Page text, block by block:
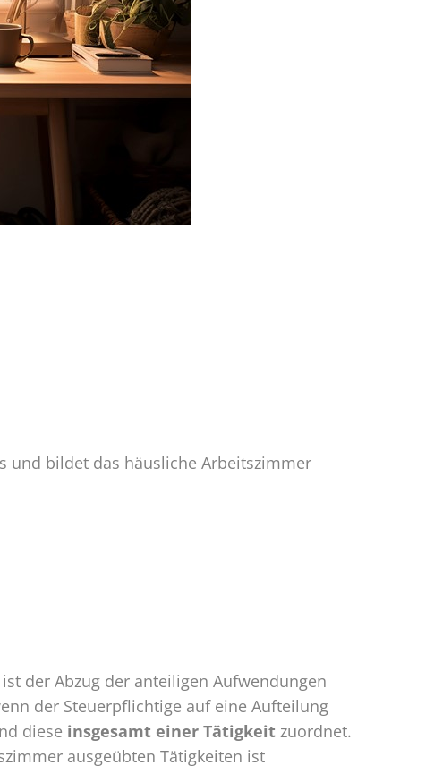
und bildet das häusliche Arbeitszimmer
der Abzug der anteiligen Aufwendungen
der Steuerpflichtige auf eine Aufteilung
diese insgesamt einer Tätigkeit zuordnet.
ausgeübten Tätigkeiten ist